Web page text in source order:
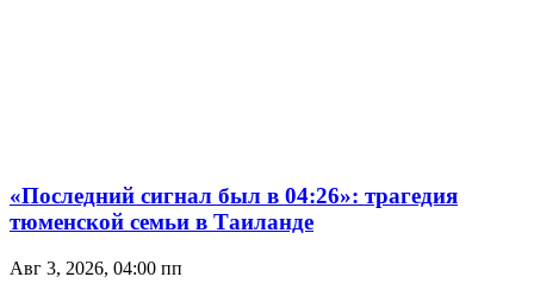
«Последний сигнал был в 04:26»: трагедия
тюменской семьи в Таиланде
Авг 3, 2026, 04:00 пп